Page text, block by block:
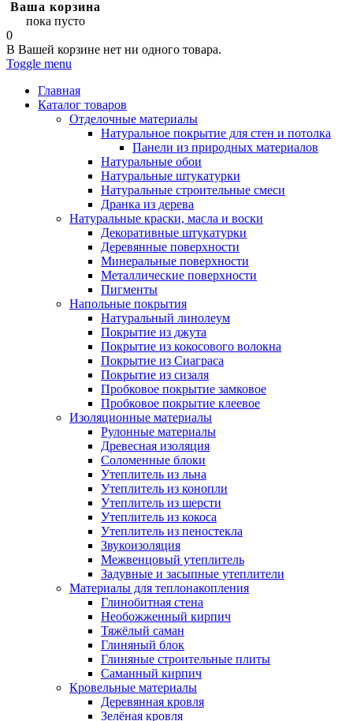
Ваша корзина
пока пусто
0
В Вашей корзине нет ни одного товара.
Toggle menu
Главная
Каталог товаров
Отделочные материалы
Натуральное покрытие для стен и потолка
Панели из природных материалов
Натуральные обои
Натуральные штукатурки
Натуральные строительные смеси
Дранка из дерева
Натуральные краски, масла и воски
Декоративные штукатурки
Деревянные поверхности
Минеральные поверхности
Металлические поверхности
Пигменты
Напольные покрытия
Натуральный линолеум
Покрытие из джута
Покрытие из кокосового волокна
Покрытие из Сиаграса
Покрытие из сизаля
Пробковое покрытие замковое
Пробковое покрытие клеевое
Изоляционные материалы
Рулонные материалы
Древесная изоляция
Соломенные блоки
Утеплитель из льна
Утеплитель из конопли
Утеплитель из шерсти
Утеплитель из кокоса
Утеплитель из пеностекла
Звукоизоляция
Межвенцовый утеплитель
Задувные и засыпные утеплители
Материалы для теплонакопления
Глинобитная стена
Необожженный кирпич
Тяжёлый саман
Глиняный блок
Глиняные строительные плиты
Саманный кирпич
Кровельные материалы
Деревянная кровля
Зелёная кровля